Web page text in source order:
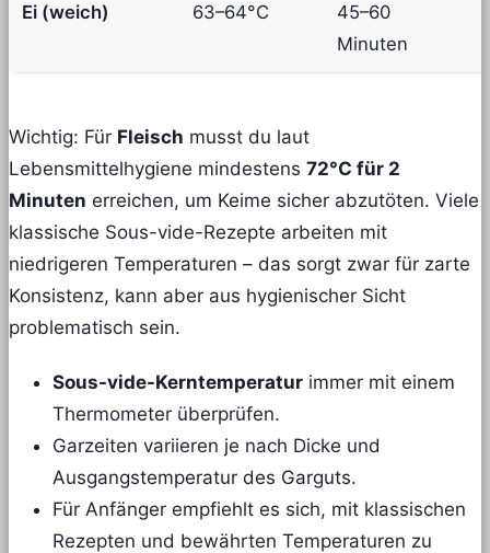
Ei (weich) 63–64°C
45–60
Minuten
Wichtig: Für Fleisch musst du laut
Lebensmittelhygiene mindestens 72°C für 2
Minuten erreichen, um Keime sicher abzutöten. Viele
klassische Sous-vide-Rezepte arbeiten mit
niedrigeren Temperaturen – das sorgt zwar für zarte
Konsistenz, kann aber aus hygienischer Sicht
problematisch sein.
Sous-vide-Kerntemperatur immer mit einem
Thermometer überprüfen.
Garzeiten variieren je nach Dicke und
Ausgangstemperatur des Garguts.
Für Anfänger empfiehlt es sich, mit klassischen
Rezepten und bewährten Temperaturen zu